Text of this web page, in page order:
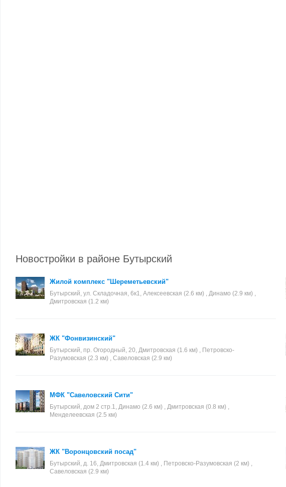
Новостройки в районе Бутырский
Жилой комплекс "Шереметьевский"
Бутырский, ул. Складочная, 6к1, Алексеевская (2.6 км) , Динамо (2.9 км) ,
Дмитровская (1.2 км)
ЖК "Фонвизинский"
Бутырский, пр. Огородный, 20, Дмитровская (1.6 км) , Петровско-
Разумовская (2.3 км) , Савеловская (2.9 км)
МФК "Савеловский Сити"
Бутырский, дом 2 стр.1, Динамо (2.6 км) , Дмитровская (0.8 км) ,
Менделеевская (2.5 км)
ЖК "Воронцовский посад"
Бутырский, д. 16, Дмитровская (1.4 км) , Петровско-Разумовская (2 км) ,
Савеловская (2.9 км)